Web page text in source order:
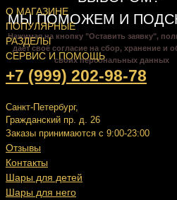
МЫ ПОМОЖЕМ И
Нажимая на кнопку "Оставить заявку",
даёт своё согласие на сбор, хранение и
своих персональных данных
О МАГАЗИНЕ
ПОПУЛЯРНЫЕ
РАЗДЕЛЫ
СЕРВИС И ПОМОЩЬ
+7 (999) 202-98-78
Санкт-Петербург,
Гражданский пр. д. 26
Заказы принимаются с 9:00-23:00
Отзывы
Контакты
Шары для детей
Шары для него